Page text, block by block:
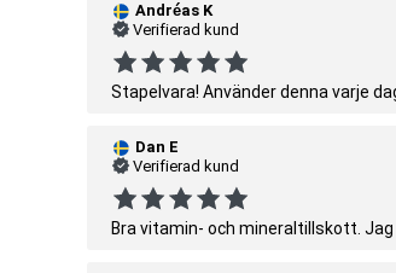
Andréas K
Verifierad kund
Stapelvara! Använder denna varje
Dan E
Verifierad kund
Bra vitamin- och mineraltillskott.